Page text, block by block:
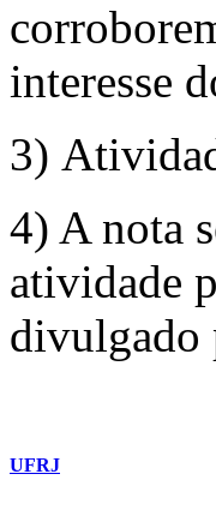
interesse
3)
4) A nota
atividade
divulgado
UFRJ